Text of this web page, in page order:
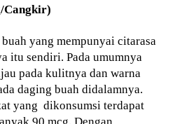
Cangkir)
yang mempunyai citarasa
itu sendiri. Pada umumnya
pada kulitnya dan warna
daging buah didalamnya.
yang dikonsumsi terdapat
90 mcg. Dengan